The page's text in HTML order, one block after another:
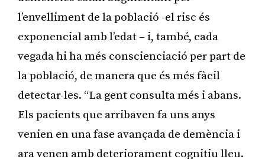
l’envelliment de la població -el risc és
exponencial amb l’edat – i, també, cada
vegada hi ha més conscienciació per part de
la població, de manera que és més fàcil
detectar-les. “La gent consulta més i abans.
Els pacients que arribaven fa uns anys
venien en una fase avançada de demència i
ara venen amb deteriorament cognitiu lleu.